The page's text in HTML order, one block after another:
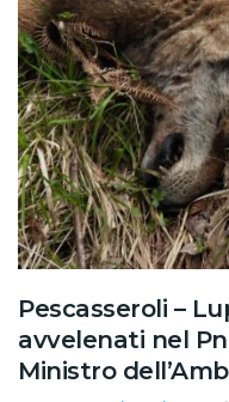
Pescasseroli –
avvelenati nel
Ministro